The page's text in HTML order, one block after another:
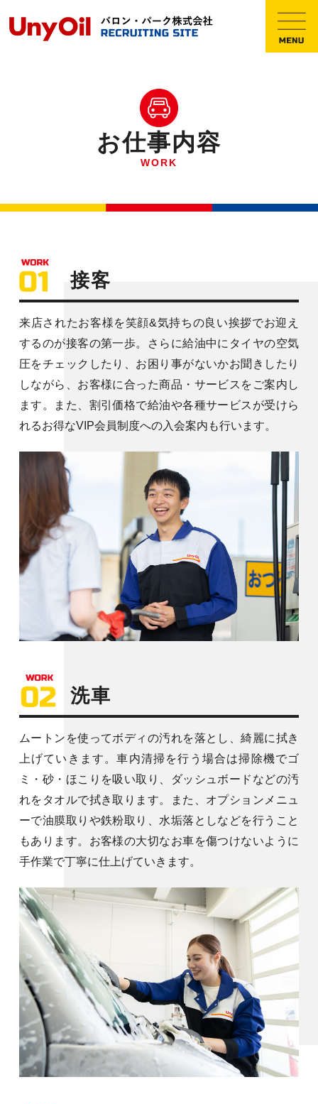
お仕事内容
WORK
接客
来店されたお客様を笑顔&気持ちの良い挨拶でお迎え
するのが接客の第一歩。さらに給油中にタイヤの空気
圧をチェックしたり、お困り事がないかお聞きしたり
しながら、お客様に合った商品・サービスをご案内し
ます。また、割引価格で給油や各種サービスが受けら
れるお得なVIP会員制度への入会案内も行います。
洗車
ムートンを使ってボディの汚れを落とし、綺麗に拭き
上げていきます。車内清掃を行う場合は掃除機でゴ
ミ・砂・ほこりを吸い取り、ダッシュボードなどの汚
れをタオルで拭き取ります。また、オプションメニュ
ーで油膜取りや鉄粉取り、水垢落としなどを行うこと
もあります。お客様の大切なお車を傷つけないように
手作業で丁寧に仕上げていきます。